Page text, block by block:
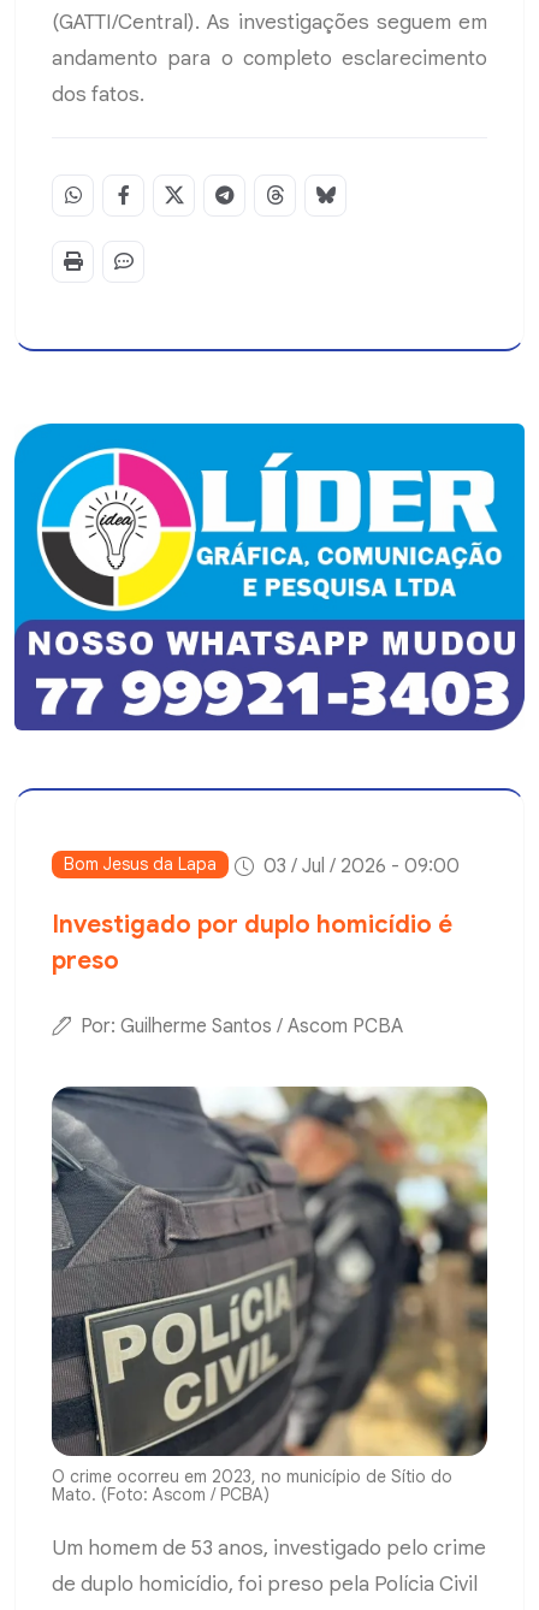
(GATTI/Central). As investigações seguem em
andamento para o completo esclarecimento
dos fatos.
Bom Jesus da Lapa 03 / Jul / 2026 - 09:00
Investigado por duplo homicídio é
preso
Por: Guilherme Santos / Ascom PCBA
O crime ocorreu em 2023, no município de Sítio do
Mato. (Foto: Ascom / PCBA)
Um homem de 53 anos, investigado pelo crime
de duplo homicídio, foi preso pela Polícia Civil